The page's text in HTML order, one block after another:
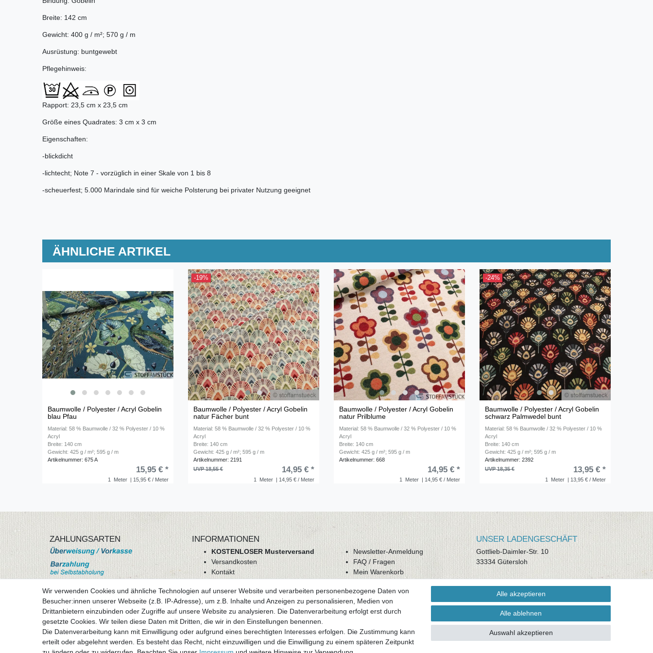
Breite: 142 cm
Gewicht: 400 g / m²; 570 g / m
Ausrüstung: buntgewebt
Pflegehinweis:
Rapport: 23,5 cm x 23,5 cm
Größe eines Quadrates: 3 cm x 3 cm
Eigenschaften:
-blickdicht
-lichtecht; Note 7 - vorzüglich in einer Skale von 1 bis 8
-scheuerfest; 5.000 Marindale sind für weiche Polsterung bei privater Nutzung geeignet
ÄHNLICHE ARTIKEL
Baumwolle / Polyester / Acryl Gobelin
blau Pfau
Material: 58 % Baumwolle / 32 % Polyester / 10 %
Acryl
Breite: 140 cm
Gewicht: 425 g / m²; 595 g / m
Artikelnummer: 675 A
1 Meter | 15,95 € / Meter
15,95 € *
-19%
Baumwolle / Polyester / Acryl Gobelin
natur Fächer bunt
Material: 58 % Baumwolle / 32 % Polyester / 10 %
Acryl
Breite: 140 cm
Gewicht: 425 g / m²; 595 g / m
Artikelnummer: 2191
1 Meter | 14,95 € / Meter
UVP 18,55 € 14,95 € *
Baumwolle / Polyester / Acryl Gobelin
natur Prilblume
Material: 58 % Baumwolle / 32 % Polyester / 10 %
Acryl
Breite: 140 cm
Gewicht: 425 g / m²; 595 g / m
Artikelnummer: 668
1 Meter | 14,95 € / Meter
14,95 € *
-24%
Baumwolle / Polyester / Acryl Gobelin
schwarz Palmwedel bunt
Material: 58 % Baumwolle / 32 % Polyester / 10 %
Acryl
Breite: 140 cm
Gewicht: 425 g / m²; 595 g / m
Artikelnummer: 2392
1 Meter | 13,95 € / Meter
UVP 18,35 € 13,95 € *
ZAHLUNGSARTEN
mehr Informationen
Besuchen sie uns auf
INFORMATIONEN
KOSTENLOSER Musterversand
Versandkosten
Kontakt
AGB
Datenschutz
Impressum
Vertrag widerrufen
Newsletter-Anmeldung
FAQ / Fragen
Mein Warenkorb
Mein Konto
UNSER LADENGESCHÄFT
Gottlieb-Daimler-Str. 10
33334 Gütersloh
ÖFFNUNGSZEITEN
Montag - Dienstag: 8.00 - 18.00 Uhr,
Mittwoch Ruhetag, Donnerstag: 8.00 -
18.00 Uhr, Freitag 8.00 - 14.00 Uhr
KUNDENSERVICE
Wir verwenden Cookies und ähnliche Technologien auf unserer Website und verarbeiten personenbezogene Daten von
Besucher:innen unserer Webseite (z.B. IP-Adresse), um z.B. Inhalte und Anzeigen zu personalisieren, Medien von
Drittanbietern einzubinden oder Zugriffe auf unsere Website zu analysieren. Die Datenverarbeitung erfolgt erst durch
gesetzte Cookies. Wir teilen diese Daten mit Dritten, die wir in den Einstellungen benennen.
Die Datenverarbeitung kann mit Einwilligung oder aufgrund eines berechtigten Interesses erfolgen. Die Zustimmung kann
erteilt oder abgelehnt werden. Es besteht das Recht, nicht einzuwilligen und die Einwilligung zu einem späteren Zeitpunkt
Alle akzeptieren
Alle ablehnen
Auswahl akzeptieren